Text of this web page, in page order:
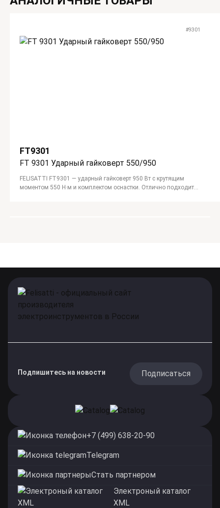
#9301
FT9301
FT 9301 Ударный гайковерт 550/950
FELISATTI FT9301 — ударный гайковерт 950 Вт с крутящим
моментом 550 Н·м и комплектом оснастки. Отлично подходит
Подпишитесь на новости Подписаться
+7 (499) 638-20-90
Telegram
Стать партнером
Электроный каталог
XML